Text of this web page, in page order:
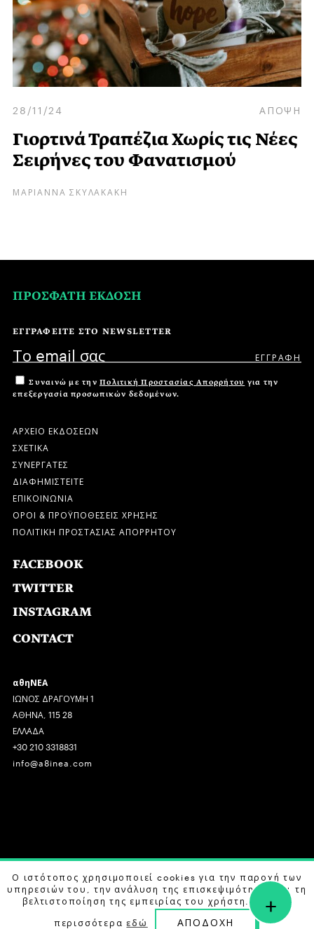
28/11/24 ΑΠΟΨΗ
Γιορτινά Τραπέζια Χωρίς τις Νέες
Σειρήνες του Φανατισμού
ΜΑΡΙΑΝΝΑ ΣΚΥΛΑΚΑΚΗ
ΠΡΟΣΦΑΤΗ ΕΚΔΟΣΗ
ΕΓΓΡΑΦΕΙΤΕ ΣΤΟ NEWSLETTER
Συναινώ με την Πολιτική Προστασίας Απορρήτου για την
επεξεργασία προσωπικών δεδομένων.
ΑΡΧΕΙΟ ΕΚΔΟΣΕΩΝ
ΣΧΕΤΙΚΑ
ΣΥΝΕΡΓΑΤΕΣ
ΔΙΑΦΗΜΙΣΤΕΙΤΕ
ΕΠΙΚΟΙΝΩΝΙΑ
ΟΡΟΙ & ΠΡΟΫΠΟΘΕΣΕΙΣ ΧΡΗΣΗΣ
ΠΟΛΙΤΙΚΗ ΠΡΟΣΤΑΣΙΑΣ ΑΠΟΡΡΗΤΟΥ
FACEBOOK
TWITTER
INSTAGRAM
CONTACT
αθηΝΕΑ
ΙΩΝΟΣ ΔΡΑΓΟΥΜΗ 1
ΑΘΗΝΑ, 115 28
ΕΛΛΑΔΑ
+30 210 3318831
info@a8inea.com
COPYRIGHT © 2026 αθηΝΕΑ, ALL RIGHTS RESERVED.
DESIGN BY G DESIGN STUDIO. DEVELOPED BYB LABS
Ο ιστότοπος χρησιμοποιεί cookies για την παροχή των
υπηρεσιών του, την ανάλυση της επισκεψιμότητας και τη
βελτιστοποίηση της εμπειρίας του χρήστη. Μάθετε
περισσότεραεδώ ΑΠΟΔΟΧΗ
+